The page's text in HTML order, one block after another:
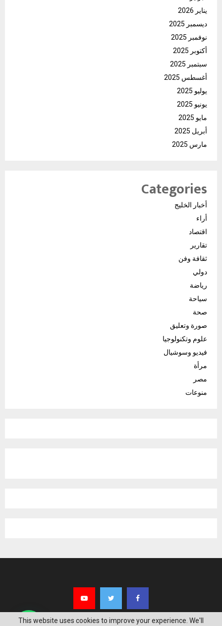
يناير 2026
ديسمبر 2025
نوفمبر 2025
أكتوبر 2025
سبتمبر 2025
أغسطس 2025
يوليو 2025
يونيو 2025
مايو 2025
أبريل 2025
مارس 2025
Categories
أخبار الخليج
أراء
اقتصاد
تقارير
ثقافة وفن
دولي
رياضة
سياحة
صحة
صورة وتعليق
علوم وتكنولوجيا
فيديو وسوشيال
مرأة
مصر
منوعات
This website uses cookies to improve your experience. We'll